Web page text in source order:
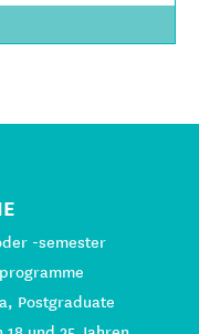
-semester
Postgraduate